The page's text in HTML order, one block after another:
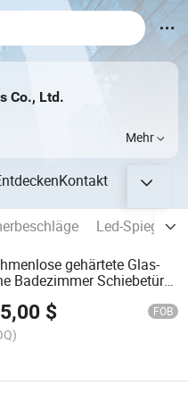
Co., Ltd.
Mehr
Kontakt
Led-Spiegel
gehärtete Glas-
Badezimmer Schiebetür
$ FOB